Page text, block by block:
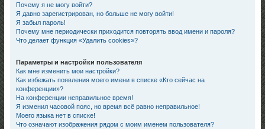
Почему я не могу войти?
Я давно зарегистрирован, но больше не могу войти!
Я забыл пароль!
Почему мне периодически приходится повторять ввод имени и пароля?
Что делает функция «Удалить cookies»?
Параметры и настройки пользователя
Как мне изменить мои настройки?
Как избежать появления моего имени в списке «Кто сейчас на
конференции»?
На конференции неправильное время!
Я изменил часовой пояс, но время всё равно неправильное!
Моего языка нет в списке!
Что означают изображения рядом с моим именем пользователя?